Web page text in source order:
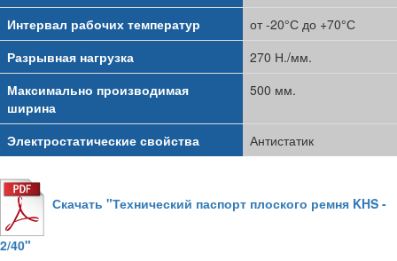
Интервал рабочих температур
от -20°С до +70°С
Разрывная нагрузка
270 Н./мм.
Максимально производимая
ширина
500 мм.
Электростатические свойства Антистатик
Скачать "Технический паспорт плоского ремня KHS -
2/40"